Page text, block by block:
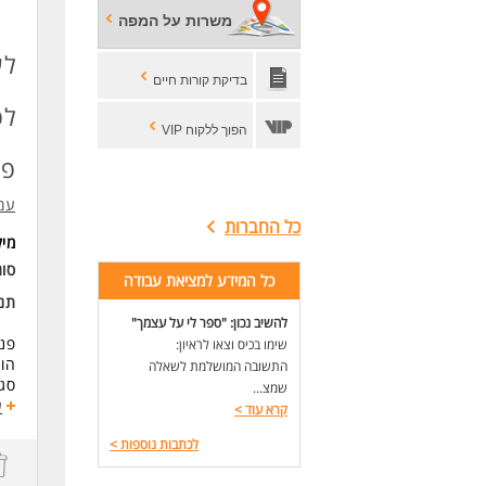
משרות על המפה
בדיקת קורות חיים
הפוך ללקוח VIP
כל החברות
כל המידע למציאת עבודה
להשיב נכון: "ספר לי על עצמך"
שימו בכיס וצאו לראיון:
התשובה המושלמת לשאלה
שמצ...
קרא עוד>
לכתבות נוספות>
*